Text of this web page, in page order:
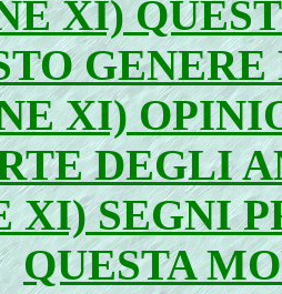
XI)
XI)
DEGLI
XI) SEGNI
QUESTA